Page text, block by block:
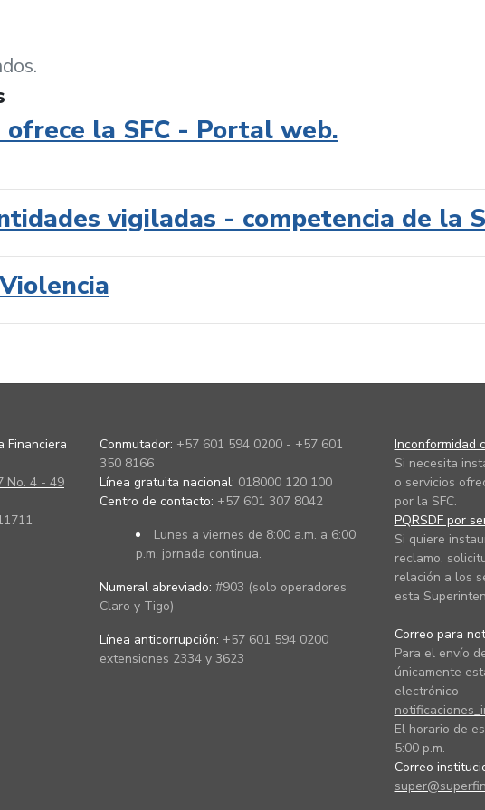
la SFC - Portal web.
vigiladas - competencia de la
Financiera
No. 4 - 49
Conmutador: +57 601 594 0200 - +57 601
350 8166
Línea gratuita nacional: 018000 120 100
Centro de contacto: +57 601 307 8042
Lunes a viernes de 8:00 a.m. a 6:00
p.m. jornada continua.
Numeral abreviado: #903 (solo operadores
Claro y Tigo)
Línea anticorrupción: +57 601 594 0200
extensiones 2334 y 3623
Inconformidad
Si necesita
o servicios
por la SFC.
PQRSDF por
Si quiere
reclamo,
relación a los
esta
Correo para
Para el envío
únicamente
electrónico
El horario de
5:00 p.m.
Correo